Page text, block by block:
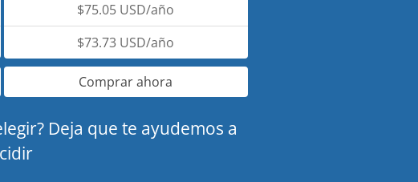
$75.05 USD/año
$73.73 USD/año
Comprar ahora
Deja que te ayudemos a